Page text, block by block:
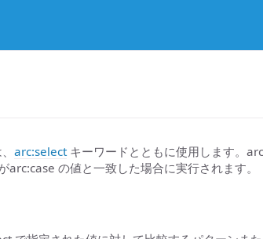
arc:select キーワードとともに使用します。
arc:case の値と一致した場合に実行されます。